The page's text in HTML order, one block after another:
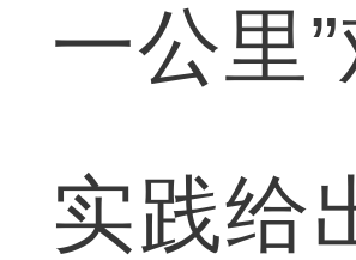
一公里
实践给